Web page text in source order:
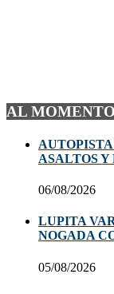
AL MOMENTO
ASALTOS Y
06/08/2026
LUPITA
NOGADA
05/08/2026